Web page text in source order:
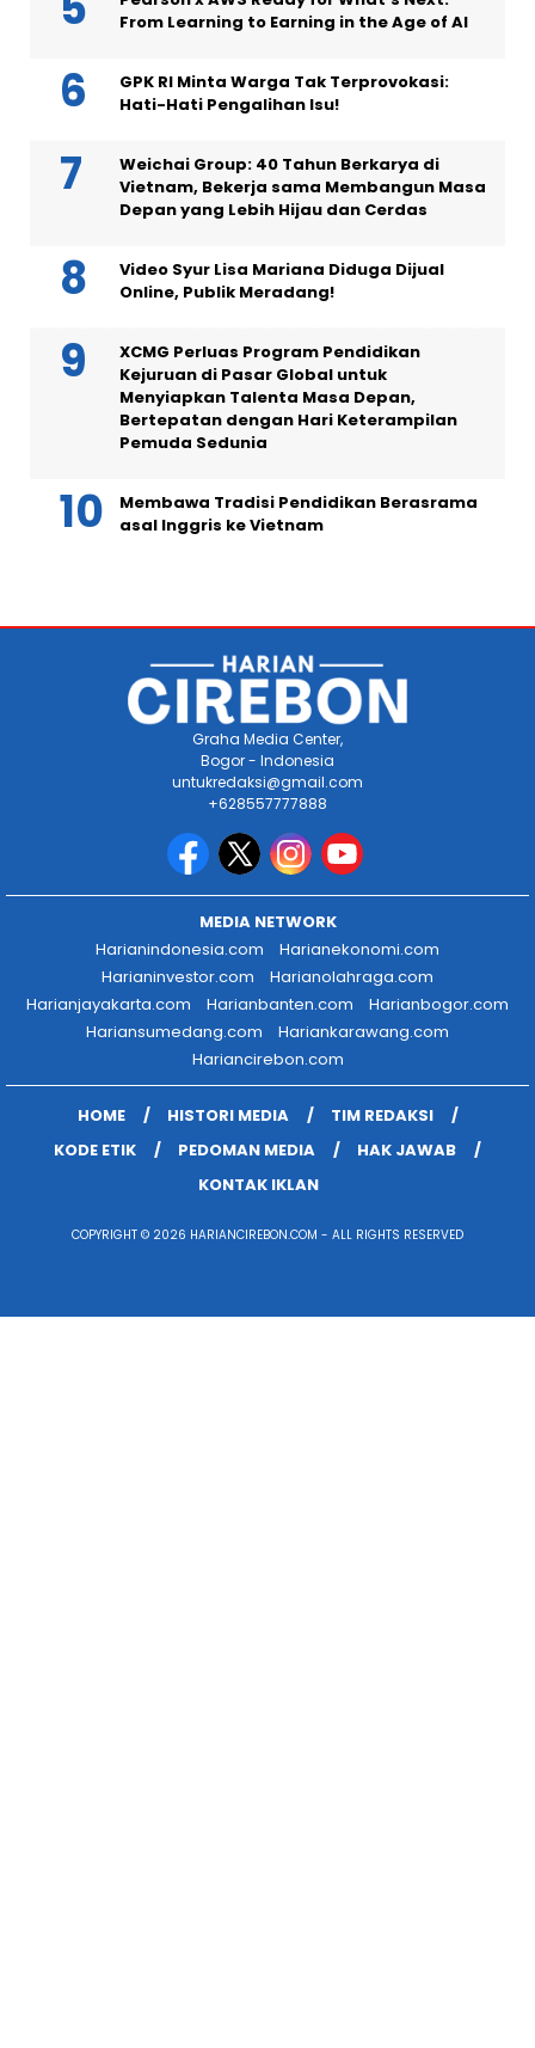
From Learning to Earning in the Age of AI
GPK RI Minta Warga Tak Terprovokasi:
Hati-Hati Pengalihan Isu!
Weichai Group: 40 Tahun Berkarya di
Vietnam, Bekerja sama Membangun Masa
Depan yang Lebih Hijau dan Cerdas
Video Syur Lisa Mariana Diduga Dijual
Online, Publik Meradang!
XCMG Perluas Program Pendidikan
Kejuruan di Pasar Global untuk
Menyiapkan Talenta Masa Depan,
Bertepatan dengan Hari Keterampilan
Pemuda Sedunia
Membawa Tradisi Pendidikan Berasrama
asal Inggris ke Vietnam
Graha Media Center,
Bogor - Indonesia
untukredaksi@gmail.com
+628557777888
MEDIA NETWORK
Harianindonesia.com
Harianekonomi.com
Harianinvestor.com
Harianolahraga.com
Harianjayakarta.com
Harianbanten.com
Harianbogor.com
Hariansumedang.com
Hariankarawang.com
Hariancirebon.com
HOME HISTORI MEDIA
TIM REDAKSI
KODE ETIK
PEDOMAN MEDIA
HAK JAWAB
KONTAK IKLAN
COPYRIGHT © 2026 HARIANCIREBON.COM - ALL RIGHTS RESERVED